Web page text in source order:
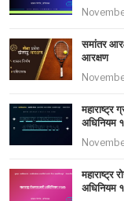
490905
RECENT ARTICLES
विकसित भारत – रोजगार
G)
July 26, 2026
समांतर
आरक्षण
महाराष्ट्र
अधिनियम
महाराष्ट्र
अधिनियम